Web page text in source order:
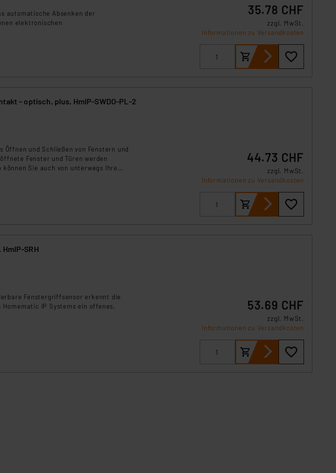
insbesondere der Art der übermittelten
automatische Absenken der
elektronischen
35.78 CHF
zzgl. MwSt.
Informationen zu Versandkosten
– optisch, plus, HmIP-SWDO-PL-2
und Schließen von Fenstern und
Fenster und Türen werden
Sie auch von unterwegs Ihre
(15 Jahre, wenn das Fenster
44.73 CHF
zzgl. MwSt.
Informationen zu Versandkosten
SRH
Fenstergriffsensor erkennt die
IP Systems ein offenes,
53.69 CHF
zzgl. MwSt.
Informationen zu Versandkosten